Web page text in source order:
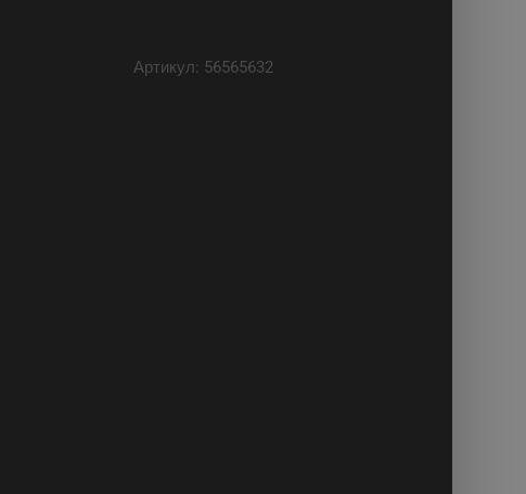
Артикул: 56565632